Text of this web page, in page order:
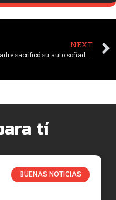
NEXT
Un padre sacrificó su auto soñado por su familia y 41 años después su hijo lo sorprende devolviéndole el mismo modelo completamente restaurado
tí
BUENAS NOTICIAS